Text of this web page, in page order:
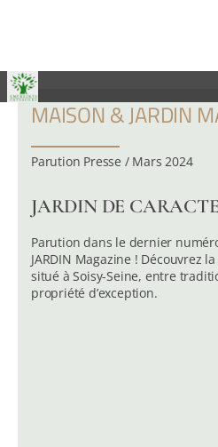
MAISON & JARDIN
Parution Presse / Mars 2024
JARDIN DE
Parution dans le dernier
JARDIN Magazine ! Découvrez
situé à Soisy-Seine, entre
propriété d’exception.